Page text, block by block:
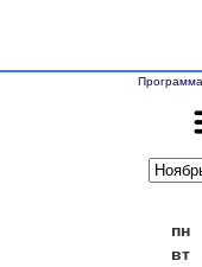
пн
вт